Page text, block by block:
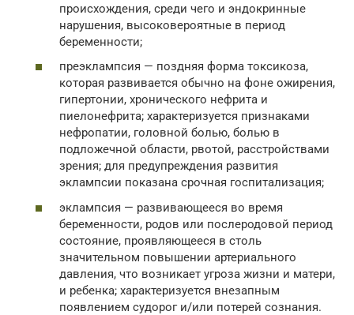
происхождения, среди чего и эндокринные
нарушения, высоковероятные в период
беременности;
преэклампсия — поздняя форма токсикоза,
которая развивается обычно на фоне ожирения,
гипертонии, хронического нефрита и
пиелонефрита; характеризуется признаками
нефропатии, головной болью, болью в
подложечной области, рвотой, расстройствами
зрения; для предупреждения развития
эклампсии показана срочная госпитализация;
эклампсия — развивающееся во время
беременности, родов или послеродовой период
состояние, проявляющееся в столь
значительном повышении артериального
давления, что возникает угроза жизни и матери,
и ребенка; характеризуется внезапным
появлением судорог и/или потерей сознания.